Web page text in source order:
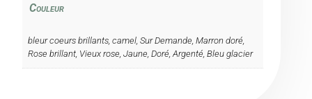
Couleur
bleur coeurs brillants, camel, Sur Demande, Marron doré,
Rose brillant, Vieux rose, Jaune, Doré, Argenté, Bleu glacier